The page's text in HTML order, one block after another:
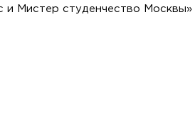
Мистер студенчество Москвы»